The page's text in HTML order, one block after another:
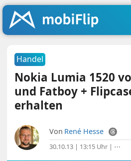
Handel
Nokia Lumia 1520
und Fatboy +
erhalten
Von René Hesse
30.10.13 | 13:15 Uhr | ⋯